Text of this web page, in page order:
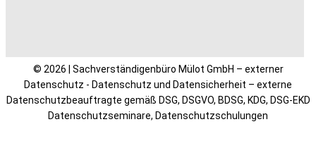
© 2026 | Sachverständigenbüro Mülot GmbH – externer
Datenschutz - Datenschutz und Datensicherheit – externe
Datenschutzbeauftragte gemäß DSG, DSGVO, BDSG, KDG, DSG-EKD
Datenschutzseminare, Datenschutzschulungen